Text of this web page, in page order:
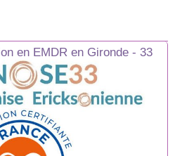
en EMDR en Gironde - 33